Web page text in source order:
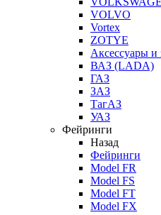
VOLVO
Vortex
ZOTYE
Аксессуары
ВАЗ (LADA)
ГАЗ
ЗАЗ
ТагАЗ
УАЗ
Фейринги
Назад
Фейринги
Model FR
Model FS
Model FT
Model FX